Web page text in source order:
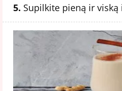
5. Supilkite pieną ir